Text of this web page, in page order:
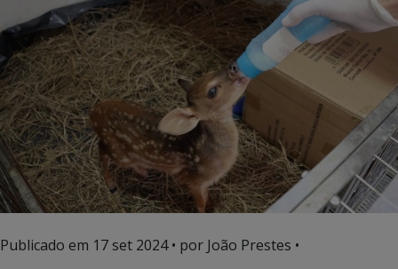
Publicado em 17 set 2024• por João Prestes •